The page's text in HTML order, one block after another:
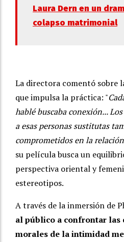
Laura Dern en un
colapso matrimonial
La directora comentó sobre
que impulsa la práctica: "
hablé buscaba conexión...
a esas personas sustitutas
comprometidos en la relación
su película busca un
perspectiva oriental y
estereotipos.
A través de la inmersión de
al público a confrontar las
morales de la intimidad